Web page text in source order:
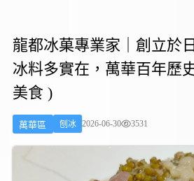
龍都冰菓專業家｜創立於
冰料多實在，萬華百年歷
美食 )
萬華區 刨冰 2026-06-30 3531